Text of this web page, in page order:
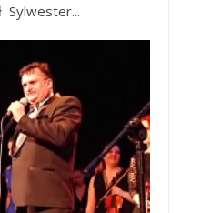
Sylwester...